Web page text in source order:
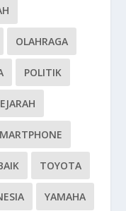
OLAHRAGA
POLITIK
TOYOTA
YAMAHA